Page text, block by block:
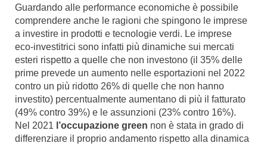
Guardando alle performance economiche è possibile
comprendere anche le ragioni che spingono le imprese
a investire in prodotti e tecnologie verdi. Le imprese
eco-investitrici sono infatti più dinamiche sui mercati
esteri rispetto a quelle che non investono (il 35% delle
prime prevede un aumento nelle esportazioni nel 2022
contro un più ridotto 26% di quelle che non hanno
investito) percentualmente aumentano di più il fatturato
(49% contro 39%) e le assunzioni (23% contro 16%).
Nel 2021 l’occupazione green non è stata in grado di
differenziare il proprio andamento rispetto alla dinamica